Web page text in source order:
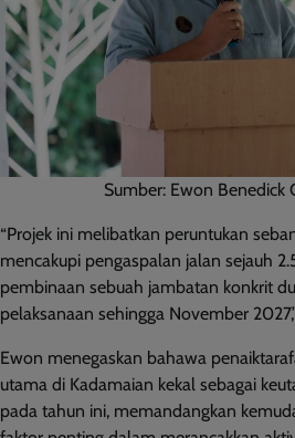
Sumber: Ewon Benedick
“Projek ini melibatkan peruntukan
mencakupi pengaspalan jalan sejauh
pembinaan sebuah jambatan konkrit
pelaksanaan sehingga November
Ewon menegaskan bahawa
utama di Kadamaian kekal sebagai
pada tahun ini, memandangkan